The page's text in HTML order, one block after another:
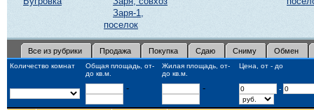
Заря-1,
поселок
Все из рубрики Продажа Покупка Сдаю Сниму Обмен
Количество комнат
Общая площадь, от-
до кв.м.
Жилая площадь, от-
до кв.м.
Цена, от - до
- - -